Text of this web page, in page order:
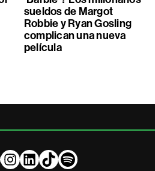
sueldos de Margot
Robbie y Ryan Gosling
complican una nueva
película